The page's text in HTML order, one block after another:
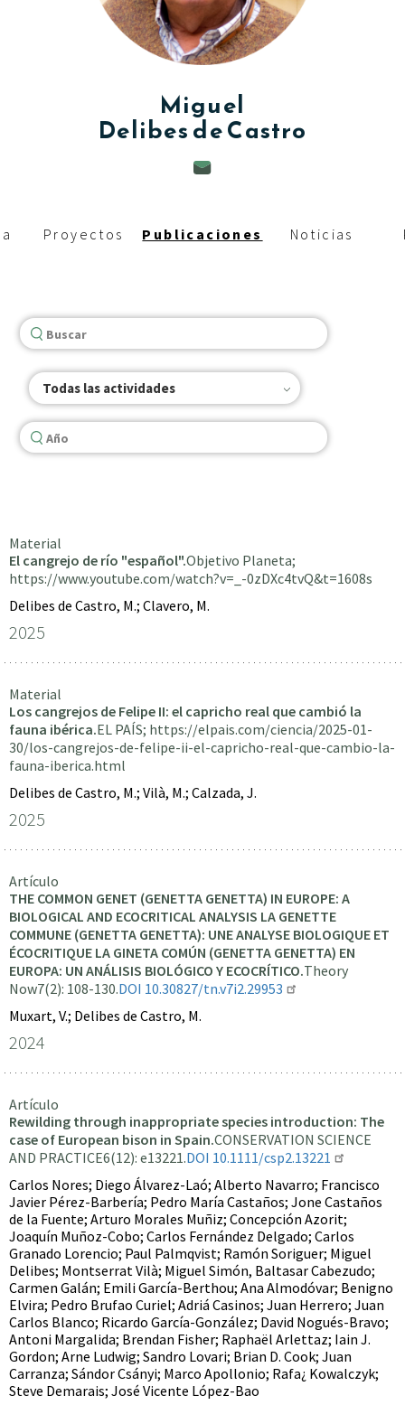
Miguel
Delibes de Castro
Proyectos Publicaciones Noticias
Todas las actividades
Material
El cangrejo de río "español".Objetivo Planeta;
https://www.youtube.com/watch?v=_-0zDXc4tvQ&t=1608s
Delibes de Castro, M.; Clavero, M.
2025
Material
Los cangrejos de Felipe II: el capricho real que cambió la
fauna ibérica.EL PAÍS; https://elpais.com/ciencia/2025-01-
30/los-cangrejos-de-felipe-ii-el-capricho-real-que-cambio-la-
fauna-iberica.html
Delibes de Castro, M.; Vilà, M.; Calzada, J.
2025
Artículo
THE COMMON GENET (GENETTA GENETTA) IN EUROPE: A
BIOLOGICAL AND ECOCRITICAL ANALYSIS LA GENETTE
COMMUNE (GENETTA GENETTA): UNE ANALYSE BIOLOGIQUE ET
ÉCOCRITIQUE LA GINETA COMÚN (GENETTA GENETTA) EN
EUROPA: UN ANÁLISIS BIOLÓGICO Y ECOCRÍTICO.Theory
Now7(2): 108-130.DOI 10.30827/tn.v7i2.29953
Muxart, V.; Delibes de Castro, M.
2024
Artículo
Rewilding through inappropriate species introduction: The
case of European bison in Spain.CONSERVATION SCIENCE
AND PRACTICE6(12): e13221.DOI 10.1111/csp2.13221
Carlos Nores; Diego Álvarez-Laó; Alberto Navarro; Francisco
Javier Pérez-Barbería; Pedro María Castaños; Jone Castaños
de la Fuente; Arturo Morales Muñiz; Concepción Azorit;
Joaquín Muñoz-Cobo; Carlos Fernández Delgado; Carlos
Granado Lorencio; Paul Palmqvist; Ramón Soriguer; Miguel
Delibes; Montserrat Vilà; Miguel Simón, Baltasar Cabezudo;
Carmen Galán; Emili García-Berthou; Ana Almodóvar; Benigno
Elvira; Pedro Brufao Curiel; Adriá Casinos; Juan Herrero; Juan
Carlos Blanco; Ricardo García-González; David Nogués-Bravo;
Antoni Margalida; Brendan Fisher; Raphaël Arlettaz; Iain J.
Gordon; Arne Ludwig; Sandro Lovari; Brian D. Cook; Juan
Carranza; Sándor Csányi; Marco Apollonio; Rafa¿ Kowalczyk;
Steve Demarais; José Vicente López-Bao